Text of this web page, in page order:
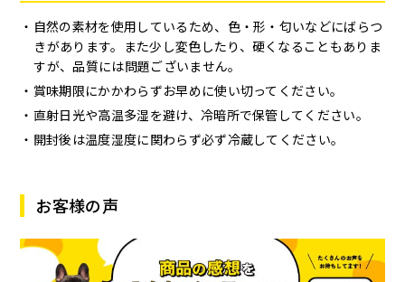
自然の素材を使用しているため、色・形・匂いなどにばらつ
きがあります。また少し変色したり、硬くなることもありま
すが、品質には問題ございません。
賞味期限にかかわらずお早めに使い切ってください。
直射日光や高温多湿を避け、冷暗所で保管してください。
開封後は温度湿度に関わらず必ず冷蔵してください。
お客様の声